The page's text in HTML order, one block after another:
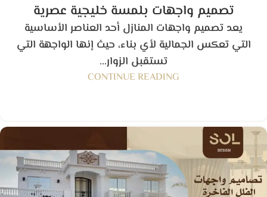
تصميم واجهات بلمسة خليجية عصرية
يعد تصميم واجهات المنازل أحد العناصر الأساسية
التي تعكس الجمالية لأي بناء، حيث إنها الواجهة التي
تستقبل الزوار...
CONTINUE READING